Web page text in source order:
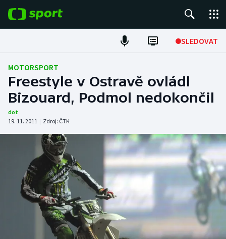
SLEDOVAT
Fotbal
Hokej
Atletika
Cyklistika
DALŠÍ SPORTY
Americký fotbal
Baseball a softbal
NEPŘEHLÉDNĚTE
MOTORSPORT
Freestyle v Ostravě ovládl
Bizouard, Podmol nedokončil
dot
19. 11. 2011 | Zdroj: ČTK